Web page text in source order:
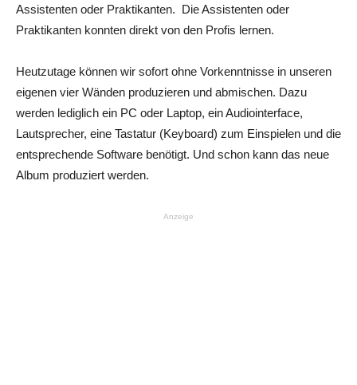
Assistenten oder Praktikanten. Die Assistenten oder
Praktikanten konnten direkt von den Profis lernen.
Heutzutage können wir sofort ohne Vorkenntnisse in unseren
eigenen vier Wänden produzieren und abmischen. Dazu
werden lediglich ein PC oder Laptop, ein Audiointerface,
Lautsprecher, eine Tastatur (Keyboard) zum Einspielen und die
entsprechende Software benötigt. Und schon kann das neue
Album produziert werden.
Anzeige